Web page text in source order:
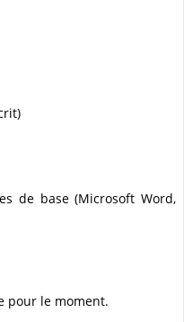
de base (Microsoft Word,
pour le moment.